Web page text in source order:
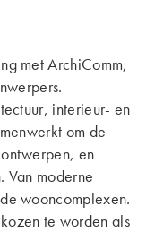
met ArchiComm,
interieur- en
om de
en
Van moderne
wooncomplexen.
te worden als